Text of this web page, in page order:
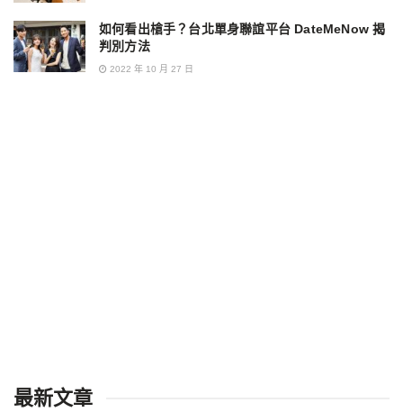
如何看出槍手？台北單身聯誼平台 DateMeNow 揭
判別方法
2022 年 10 月 27 日
最新文章